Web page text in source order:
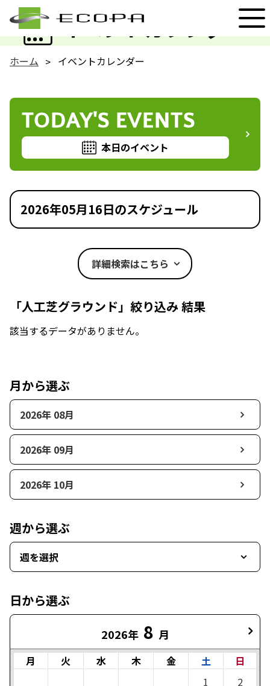
イベントカレンダー
EVENT
ホーム イベントカレンダー
TODAY'S EVENTS
本日のイベント
2026年05月16日のスケジュール
詳細検索はこちら
「人工芝グラウンド」絞り込み 結果
該当するデータがありません。
月から選ぶ
2026年 08月
2026年 09月
2026年 10月
週から選ぶ
週を選択
日から選ぶ
2026年 8 月
月 火 水 木 金 土
日
1
2